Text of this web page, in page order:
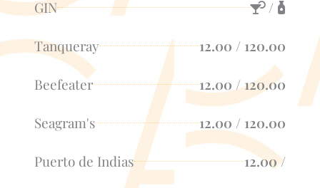
GIN /
Tanqueray 12.00 / 120.00
Beefeater 12.00 / 120.00
Seagram's 12.00 / 120.00
Puerto de Indias 12.00 /